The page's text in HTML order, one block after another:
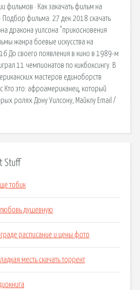
фильмов · Как закачать фильм на
· Подбор фильма. 27 дек 2018 скачать
дракона уилсона "прикосновения
жанра боевые искусства на
До своего появления в кино в 1989-м
11 чемпионатов по кикбоксингу. В
мастеров единоборств
Кто это: афроамериканец, который
ролях Дону Уилсону, Майклу Email /
Stuff
тобик
любовь душевную
расписание и цены фото
месть скачать торрент